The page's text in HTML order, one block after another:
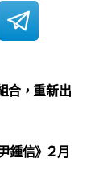
合，重新出
鍾信》2月